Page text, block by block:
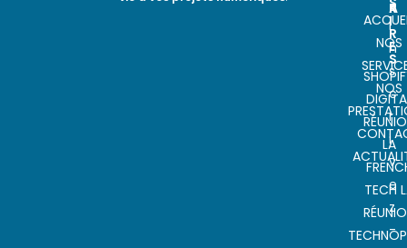
NOS
NOS
A
I
R
E
S
LA
TECH
R
I
n
s
c
r
i
v
e
z
-